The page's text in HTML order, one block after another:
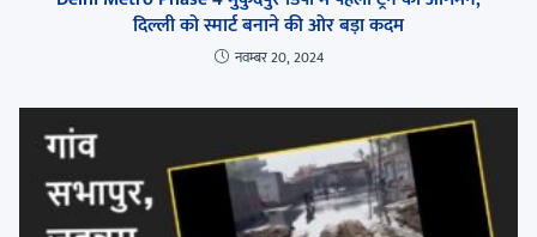
दिल्ली को स्मार्ट बनाने की ओर बड़ा कदम
नवम्बर 20, 2024